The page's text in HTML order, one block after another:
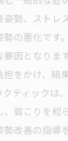
勢、ストレ
の悪化です
因となりま
をかけ、結
ティックは
肩こりを和
改善の指導